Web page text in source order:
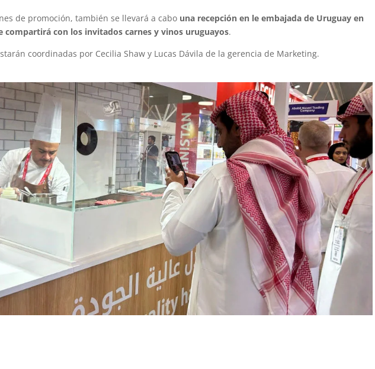
de promoción, también se llevará a cabo una recepción en le embajada de Uruguay en
compartirá con los invitados carnes y vinos uruguayos.
coordinadas por Cecilia Shaw y Lucas Dávila de la gerencia de Marketing.